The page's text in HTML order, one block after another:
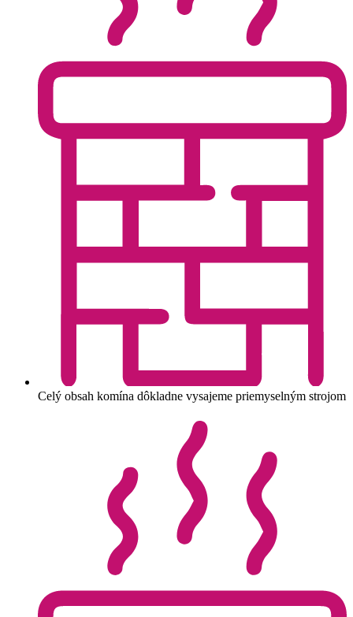
Celý obsah komína dôkladne vysajeme priemyselným strojom